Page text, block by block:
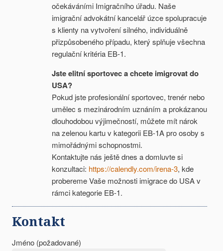
očekáváními Imigračního úřadu. Naše
imigrační advokátní kancelář úzce spolupracuje
s klienty na vytvoření silného, individuálně
přizpůsobeného případu, který splňuje všechna
regulační kritéria EB-1.
Jste elitní sportovec a chcete imigrovat do
USA?
Pokud jste profesionální sportovec, trenér nebo
umělec s mezinárodním uznáním a prokázanou
dlouhodobou výjimečností, můžete mít nárok
na zelenou kartu v kategorii EB-1A pro osoby s
mimořádnými schopnostmi.
Kontaktujte nás ještě dnes a domluvte si
konzultaci: https://calendly.com/irena-3, kde
probereme Vaše možnosti imigrace do USA v
rámci kategorie EB-1.
Kontakt
Jméno (požadované)